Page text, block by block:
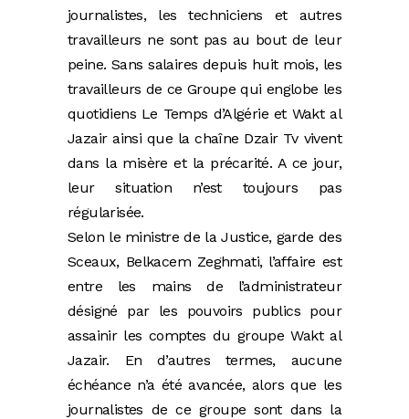
journalistes, les techniciens et autres
travailleurs ne sont pas au bout de leur
peine. Sans salaires depuis huit mois, les
travailleurs de ce Groupe qui englobe les
quotidiens Le Temps d’Algérie et Wakt al
Jazair ainsi que la chaîne Dzair Tv vivent
dans la misère et la précarité. A ce jour,
leur situation n’est toujours pas
régularisée.
Selon le ministre de la Justice, garde des
Sceaux, Belkacem Zeghmati, l’affaire est
entre les mains de l’administrateur
désigné par les pouvoirs publics pour
assainir les comptes du groupe Wakt al
Jazair. En d’autres termes, aucune
échéance n’a été avancée, alors que les
journalistes de ce groupe sont dans la